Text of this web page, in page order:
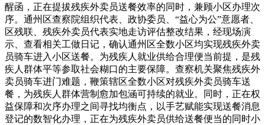
醒函，正在提拔残疾外卖员送餐效率的同时，兼顾小区办理次
序。通州区查察院组织代表、政协委员、“益心为公”意愿者、
区残联、残疾外卖员代表实地走访评估整改结果，经现场演
示、查看相关工做日记，确认通州区全数小区均实现残疾外卖
员骑车进入小区送餐。为残疾人就业供给合理便当前提，是残
疾人群体平等参取社会糊口的主要保障。查察机关聚焦残疾外
卖员骑车进门难题，鞭策辖区全数小区对残疾外卖员骑车送
餐，为残疾人群体营制愈加包涵可持续的就业。同时，正在权
益保障和次序办理之间寻找均衡点，以手艺赋能实现送餐消息
登记的数智化办理，正在为残疾外卖员供给送餐便当的同时小